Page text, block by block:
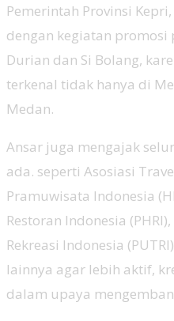
Pemerintah Provinsi
dengan kegiatan
Durian dan Si Bolang,
terkenal tidak hanya di
Medan.
Ansar juga mengajak
ada. seperti Asosiasi
Pramuwisata Indonesia
Restoran Indonesia
Rekreasi Indonesia
lainnya agar lebih aktif,
dalam upaya